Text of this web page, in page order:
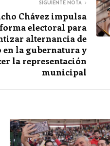
SIGUIENTE NOTA
Chávez impulsa
electoral para
alternancia de
en la gubernatura y
la representación
municipal